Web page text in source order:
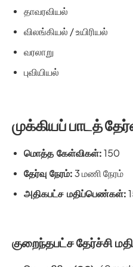
தாவரவியல்
விலங்கியல் / உயிரியல்
வரலாறு
புவியியல்
முக்கியப் பாடத்
மொத்த கேள்விகள்: 150
தேர்வு நேரம்: 3 மணி நேரம்
அதிகபட்ச மதிப்பெண்கள்:
குறைந்தபட்ச தேர்ச்சி